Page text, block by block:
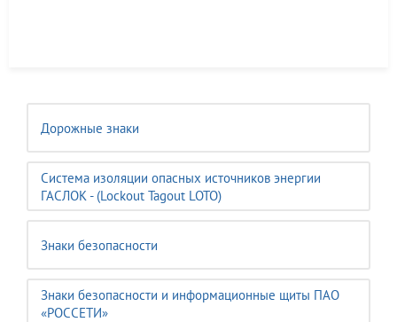
Дорожные знаки
Система изоляции опасных источников энергии
ГАСЛОК - (Lockout Tagout LOTO)
Знаки безопасности
Знаки безопасности и информационные щиты ПАО
«РОССЕТИ»